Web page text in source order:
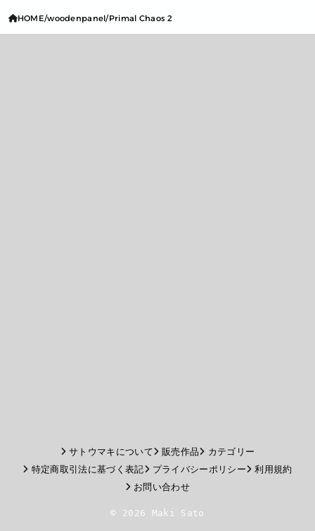
HOME woodenpanel Primal Chaos 2
サトウマキについて 販売作品
カテゴリー
特定商取引法に基づく表記
プライバシーポリシー
利用規約
お問い合わせ
© 2026 Maki Sato